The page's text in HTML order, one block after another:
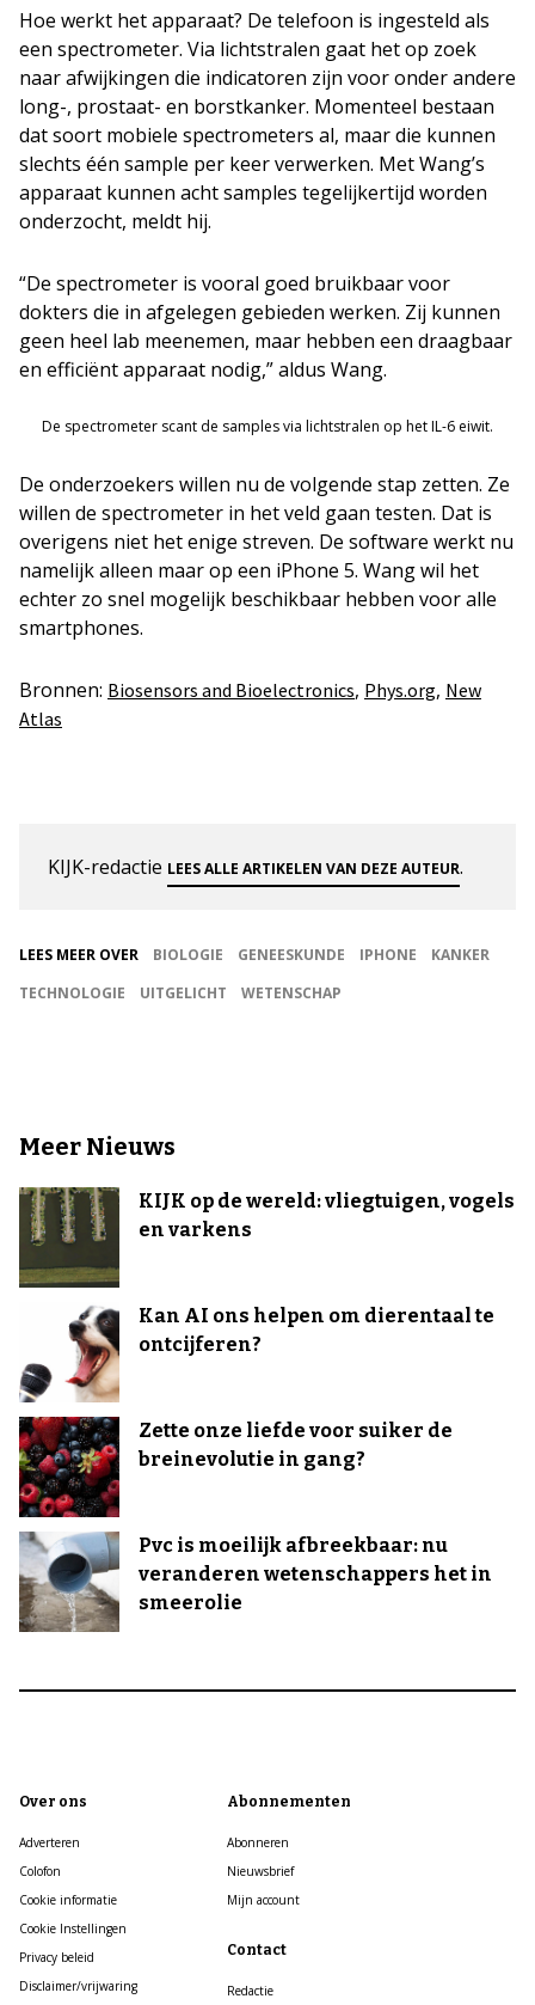
Hoe werkt het apparaat? De telefoon is ingesteld als
een spectrometer. Via lichtstralen gaat het op zoek
naar afwijkingen die indicatoren zijn voor onder andere
long-, prostaat- en borstkanker. Momenteel bestaan
dat soort mobiele spectrometers al, maar die kunnen
slechts één sample per keer verwerken. Met Wang’s
apparaat kunnen acht samples tegelijkertijd worden
onderzocht, meldt hij.
“De spectrometer is vooral goed bruikbaar voor
dokters die in afgelegen gebieden werken. Zij kunnen
geen heel lab meenemen, maar hebben een draagbaar
en efficiënt apparaat nodig,” aldus Wang.
De spectrometer scant de samples via lichtstralen op het IL-6 eiwit.
De onderzoekers willen nu de volgende stap zetten. Ze
willen de spectrometer in het veld gaan testen. Dat is
overigens niet het enige streven. De software werkt nu
namelijk alleen maar op een iPhone 5. Wang wil het
echter zo snel mogelijk beschikbaar hebben voor alle
smartphones.
Bronnen: Biosensors and Bioelectronics, Phys.org, New
Atlas
KIJK-redactie LEES ALLE ARTIKELEN VAN DEZE AUTEUR.
LEES MEER OVER BIOLOGIE GENEESKUNDE IPHONE
KANKER
TECHNOLOGIE
UITGELICHT WETENSCHAP
Meer Nieuws
KIJK op de wereld: vliegtuigen, vogels
en varkens
Kan AI ons helpen om dierentaal te
ontcijferen?
Zette onze liefde voor suiker de
breinevolutie in gang?
Pvc is moeilijk afbreekbaar: nu
veranderen wetenschappers het in
smeerolie
Over ons
Adverteren
Colofon
Cookie informatie
Cookie Instellingen
Privacy beleid
Disclaimer/vrijwaring
Abonnementen
Abonneren
Nieuwsbrief
Mijn account
Contact
Redactie